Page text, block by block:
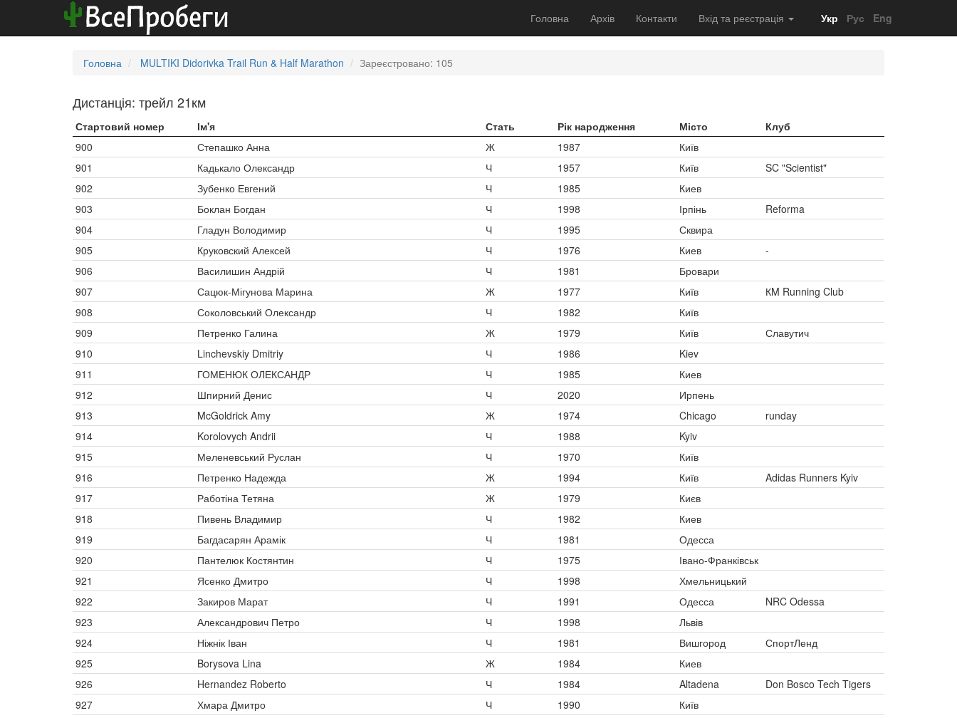
Головна Архів Контакти Вхід та реєстрація Укр Рус Eng
Головна MULTIKI Didorivka Trail Run & Half Marathon Зареєстровано: 105
Дистанція: трейл 21км
Стартовий номер Ім'я Стать Рік народження Місто
Клуб
900
Степашко Анна Ж 1987
Київ
901
Кадькало Олександр Ч 1957 Київ
SC "Scientist"
902
Зубенко Евгений Ч 1985
Киев
903
Боклан Богдан Ч 1998 Ірпінь
Reforma
904
Гладун Володимир Ч 1995
Сквира
905
Круковский Алексей Ч 1976 Киев
-
906
Василишин Андрій Ч 1981
Бровари
907
Сацюк-Мігунова Марина Ж 1977 Київ
КM Running Club
908
Соколовський Олександр Ч 1982
Київ
909
Петренко Галина Ж 1979 Київ
Славутич
910
Linchevskiy Dmitriy Ч 1986
Kiev
911
ГОМЕНЮК ОЛЕКСАНДР Ч 1985
Киев
912
Шпирний Денис Ч 2020
Ирпень
913
McGoldrick Amy Ж 1974 Chicago
runday
914
Korolovych Andrii Ч 1988
Kyiv
915
Меленевський Руслан Ч 1970
Київ
916
Петренко Надежда Ж 1994 Київ
Adidas Runners Kyiv
917
Работіна Тетяна Ж 1979
Києв
918
Пивень Владимир Ч 1982
Киев
919
Багдасарян Арамік Ч 1981
Одесса
920
Пантелюк Костянтин Ч 1975
Івано-Франківськ
921
Ясенко Дмитро Ч 1998
Хмельницький
922
Закиров Марат Ч 1991 Одесса
NRC Odessa
923
Александрович Петро Ч 1998
Львів
924
Ніжнік Іван Ч 1981 Вишгород
СпортЛенд
925
Borysova Lina Ж 1984
Киев
926
Hernandez Roberto Ч 1984 Altadena
Don Bosco Tech Tigers
927
Хмара Дмитро Ч 1990
Київ